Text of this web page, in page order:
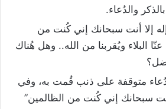
والدُعاء.
إلا أنت سبحانك إني كُنت من
البلاء ويُقربنا من الله.. وهل هُناك
متوقفة على ذنب قُمت به، وفي
أنت سبحانك إني كُنت من الظالمين”